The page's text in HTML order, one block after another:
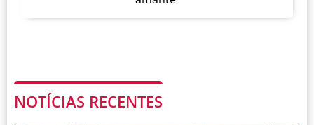
NOTÍCIAS RECENTES